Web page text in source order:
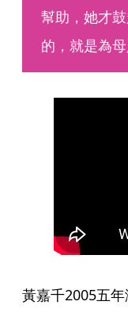
幫助，她才
的，就是為
黃嘉千2005五